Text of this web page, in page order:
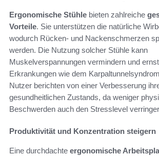
Ergonomische Stühle bieten zahlreiche
Vorteile. Sie unterstützen die natürliche
wodurch Rücken- und Nackenschmerzen
werden. Die Nutzung solcher Stühle kann
Muskelverspannungen vermindern und
Erkrankungen wie dem
Nutzer berichten von einer Verbesserung
gesundheitlichen Zustands, da weniger
Beschwerden auch den Stresslevel
Produktivität und Konzentration steigern
Eine durchdachte ergonomische